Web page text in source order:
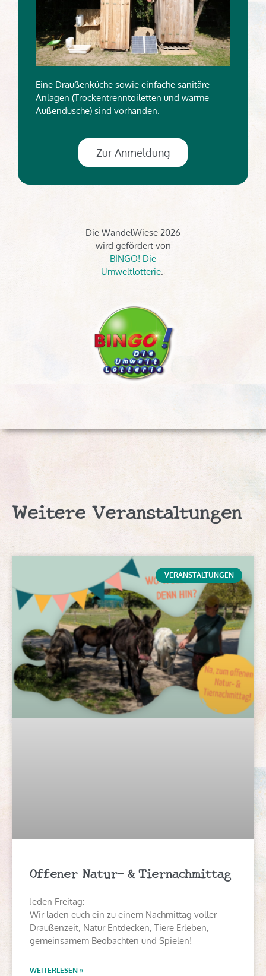
Eine Draußenküche sowie einfache sanitäre
Anlagen (Trockentrenntoiletten und warme
Außendusche) sind vorhanden.
Zur Anmeldung
Die WandelWiese 2026
wird gefördert von
BINGO! Die
Umweltlotterie.
Weitere Veranstaltungen
VERANSTALTUNGEN
Offener Natur- & Tiernachmittag
Jeden Freitag:
Wir laden euch ein zu einem Nachmittag voller
Draußenzeit, Natur Entdecken, Tiere Erleben,
gemeinsamem Beobachten und Spielen!
WEITERLESEN »